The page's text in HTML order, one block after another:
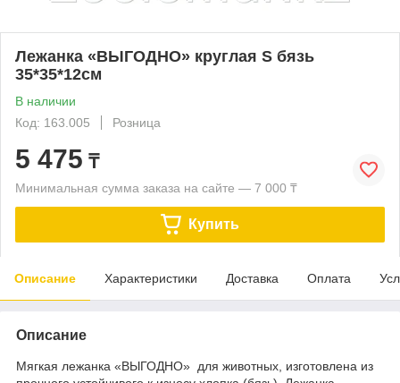
Лежанка «ВЫГОДНО» круглая S бязь
35*35*12см
В наличии
Код: 163.005
Розница
5 475 ₸
Минимальная сумма заказа на сайте — 7 000 ₸
Купить
Описание Характеристики Доставка Оплата
Описание
Мягкая лежанка «ВЫГОДНО» для животных, изготовлена из